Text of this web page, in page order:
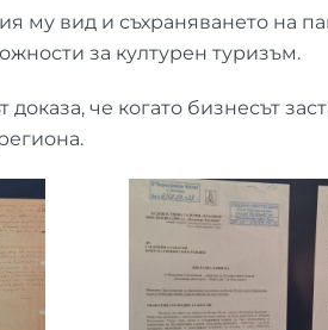
му вид и съхраняването на
за културен туризъм.
че когато бизнесът